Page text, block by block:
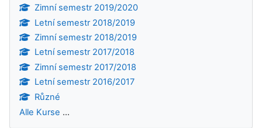
Zimní semestr 2019/2020
Letní semestr 2018/2019
Zimní semestr 2018/2019
Letní semestr 2017/2018
Zimní semestr 2017/2018
Letní semestr 2016/2017
Různé
Alle Kurse ...